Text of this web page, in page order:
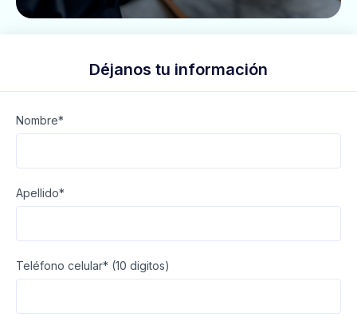
Déjanos tu información
Nombre*
Apellido*
Teléfono celular* (10 digitos)